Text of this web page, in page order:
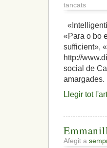
tancats
El
espoli
fiscal
que
«Para o bo
sufficient»,
http://
social de
amargades.
Llegir tot
Afegit a